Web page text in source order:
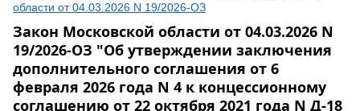
области от 04.03.2026 N 19/2026-ОЗ
Закон Московской области от 04.03.2026 N
19/2026-ОЗ "Об утверждении заключения
дополнительного соглашения от 6
февраля 2026 года N 4 к концессионному
соглашению от 22 октября 2021 года N Д-18